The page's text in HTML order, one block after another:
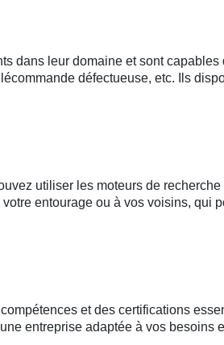
dans leur domaine et sont
défectueuse, etc. Ils
utiliser les moteurs de
entourage ou à vos voisins, qui
et des certifications
entreprise adaptée à vos besoins